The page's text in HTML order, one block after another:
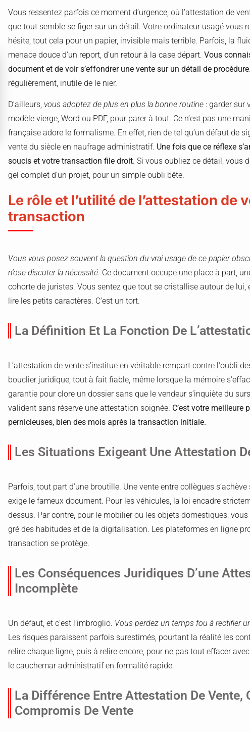
Vous ressentez parfois ce moment d’urgence, où l’attestation de
que tout semble se figer sur un détail. Votre ordinateur usagé vous
hésite, tout cela pour un papier, invisible mais terrible. Parfois, la
menace douce d’un report, d’un retour à la case départ.Vous
document et de voir s’effondrer une vente sur un détail de procédure.
régulièrement, inutile de le nier.
D’ailleurs, vous adoptez de plus en plus la bonne routine : garder sur
modèle vierge, Word ou PDF, pour parer à tout. Ce n’est pas une
française adore le formalisme. En effet, rien de tel qu’un défaut de
vente du siècle en naufrage administratif. Une fois que ce réflexe
soucis et votre transaction file droit. Si vous oubliez ce détail, vous
gel complet d’un projet, pour un simple oubli bête.
Le rôle et l’utilité de l’attestation de
transaction
Vous vous posez souvent la question du vrai usage de ce papier
n’ose discuter la nécessité. Ce document occupe une place à part,
cohorte de juristes. Vous sentez que tout se cristallise autour de
lire les petits caractères. C’est un tort.
La Définition Et La Fonction De
L’attestation de vente s’institue en véritable rempart contre l‘oubli
bouclier juridique, tout à fait fiable, même lorsque la mémoire
garantie pour clore un dossier sans que le vendeur s’inquiète du
valident sans réserve une attestation soignée. C’est votre meilleure
pernicieuses, bien des mois après la transaction initiale.
Les Situations Exigeant Une Attestation
Parfois, tout part d’une broutille. Une vente entre collègues
exige le fameux document. Pour les véhicules, la loi encadre
dessus. Par contre, pour le mobilier ou les objets domestiques,
gré des habitudes et de la digitalisation. Les plateformes en ligne
transaction se protège.
Les Conséquences Juridiques D’une
Incomplète
Un défaut, et c’est l’imbroglio. Vous perdez un temps fou à rectifier
Les risques paraissent parfois surestimés, pourtant la réalité les
relire chaque ligne, puis à relire encore, pour ne pas tout effacer
le cauchemar administratif en formalité rapide.
La Différence Entre Attestation De Vente,
Compromis De Vente